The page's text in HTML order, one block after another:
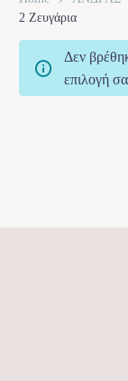
2 Ζευγάρια
Δεν
επιλογή